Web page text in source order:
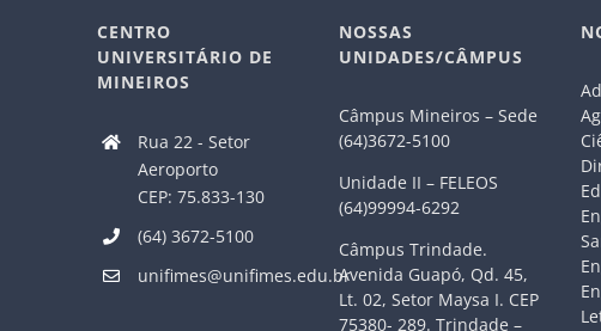
CENTRO
UNIVERSITÁRIO DE
MINEIROS
Rua 22 - Setor
Aeroporto
CEP: 75.833-130
(64) 3672-5100
unifimes@unifimes.edu.br
NOSSAS
UNIDADES/CÂMPUS
Câmpus Mineiros – Sede
(64)3672-5100
Unidade II – FELEOS
(64)99994-6292
Câmpus Trindade.
Avenida Guapó, Qd. 45,
Lt. 02, Setor Maysa I. CEP
75380- 289. Trindade –